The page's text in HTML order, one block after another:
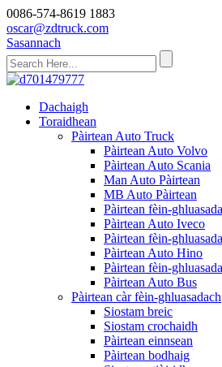
0086-574-8619 1883
oscar@zdtruck.com
Sasannach
Dachaigh
Toraidhean
Pàirtean Auto Truck
Pàirtean Auto Volvo
Pàirtean Auto Scania
Man Auto Pàirtean
MB Auto Pàirtean
Pàirtean fèin-
Pàirtean Auto Iveco
Pàirtean fèin-
Pàirtean Auto Hino
Pàirtean fèin-
Pàirtean Auto Bus
Pàirtean càr fèin-ghluasadach
Siostam breic
Siostam crochaidh
Pàirtean einnsean
Pàirtean bodhaig